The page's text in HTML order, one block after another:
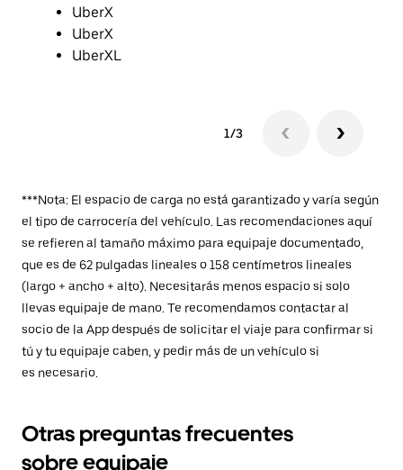
UberX
UberX
UberXL
1/3
***Nota: El espacio de carga no está garantizado y varía según
el tipo de carrocería del vehículo. Las recomendaciones aquí
se refieren al tamaño máximo para equipaje documentado,
que es de 62 pulgadas lineales o 158 centímetros lineales
(largo + ancho + alto). Necesitarás menos espacio si solo
llevas equipaje de mano. Te recomendamos contactar al
socio de la App después de solicitar el viaje para confirmar si
tú y tu equipaje caben, y pedir más de un vehículo si
es necesario.
Otras preguntas frecuentes
sobre equipaje